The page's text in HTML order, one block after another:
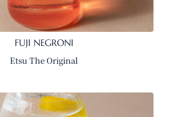
FUJI NEGRONI
Etsu The Original